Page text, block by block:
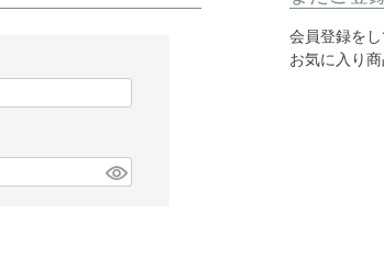
会員登録を
お気に入り